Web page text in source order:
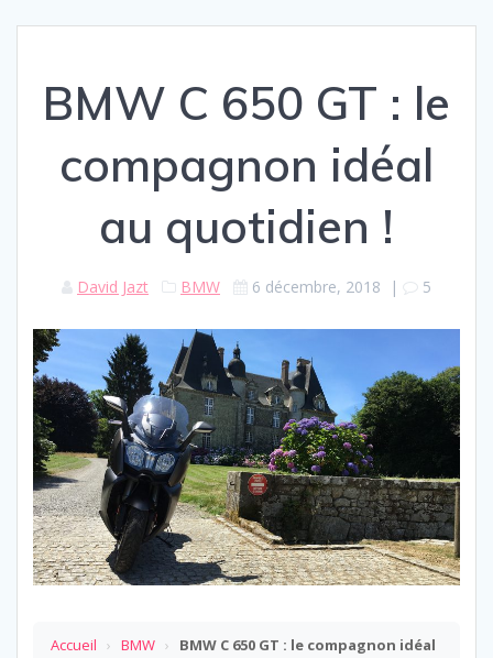
BMW C 650 GT : le
compagnon idéal
au quotidien !
David Jazt BMW 6 décembre, 2018 | 5
Accueil › BMW ›
BMW C 650 GT : le compagnon idéal